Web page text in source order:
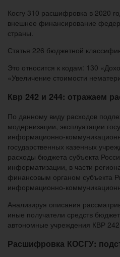
Косгу 310 расшифровка в 2020
внешнее финансирование
страны.
Статья 226 бюджетной
Это относится к кодам: 130
«Увеличение стоимости
Квр 242 и 244: отражаем
По данному виду расходов
модернизации, эксплуатации
информационно-
государственных казенных
расходы бюджета субъекта
информатизации, в части
финансовым органом субъекта
информационно-
Анализируя описания
иные получатели средств
автономные учреждения КВР 242
Расшифровка КОСГУ: